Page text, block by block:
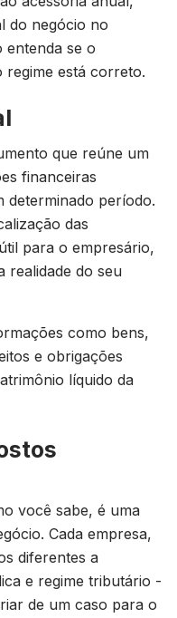
do negócio no
entenda se o
regime está correto.
que reúne um
financeiras
determinado período.
das
para o empresário,
realidade do seu
como bens,
e obrigações
líquido da
você sabe, é uma
Cada empresa,
diferentes a
e regime tributário -
de um caso para o